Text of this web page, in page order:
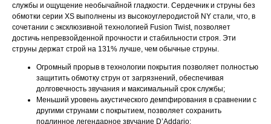
службы и ощущение необычайной гладкости. Сердечник и струны без
обмотки серии XS выполнены из высокоуглеродистой NY стали, что, в
сочетании с эксклюзивной технологией Fusion Twist, позволяет
достичь непревзойденной прочности и стабильности строя. Эти
струны держат строй на 131% лучше, чем обычные струны.
Огромный прорыв в технологии покрытия позволяет полностью
защитить обмотку струн от загрязнений, обеспечивая
долговечность звучания и максимальный срок службы;
Меньший уровень акустического демпфирования в сравнении с
другими струнами с покрытием, позволяет сохранить
подлинное легендарное звучание D’Addario;